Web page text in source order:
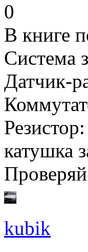
0
В книге
Система
Датчик-
катушка
kubik